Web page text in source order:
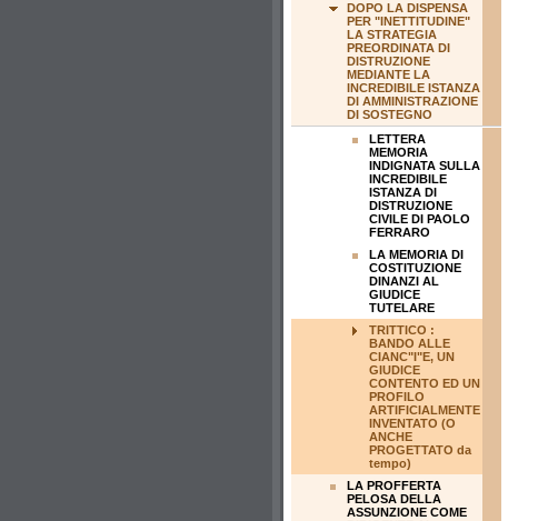
DOPO LA DISPENSA
PER "INETTITUDINE"
LA STRATEGIA
PREORDINATA DI
DISTRUZIONE
MEDIANTE LA
INCREDIBILE ISTANZA
DI AMMINISTRAZIONE
DI SOSTEGNO
LETTERA
MEMORIA
INDIGNATA SULLA
INCREDIBILE
ISTANZA DI
DISTRUZIONE
CIVILE DI PAOLO
FERRARO
LA MEMORIA DI
COSTITUZIONE
DINANZI AL
GIUDICE
TUTELARE
TRITTICO :
BANDO ALLE
CIANC"I"E, UN
GIUDICE
CONTENTO ED UN
PROFILO
ARTIFICIALMENTE
INVENTATO (O
ANCHE
PROGETTATO da
tempo)
LA PROFFERTA
PELOSA DELLA
ASSUNZIONE COME